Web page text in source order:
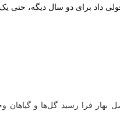
داد برای دو سال دیگه، حتی یک
بهار فرا رسید گل‌ها و